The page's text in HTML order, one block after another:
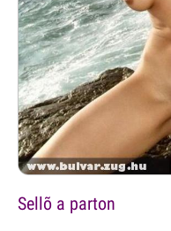
Sellõ a parton